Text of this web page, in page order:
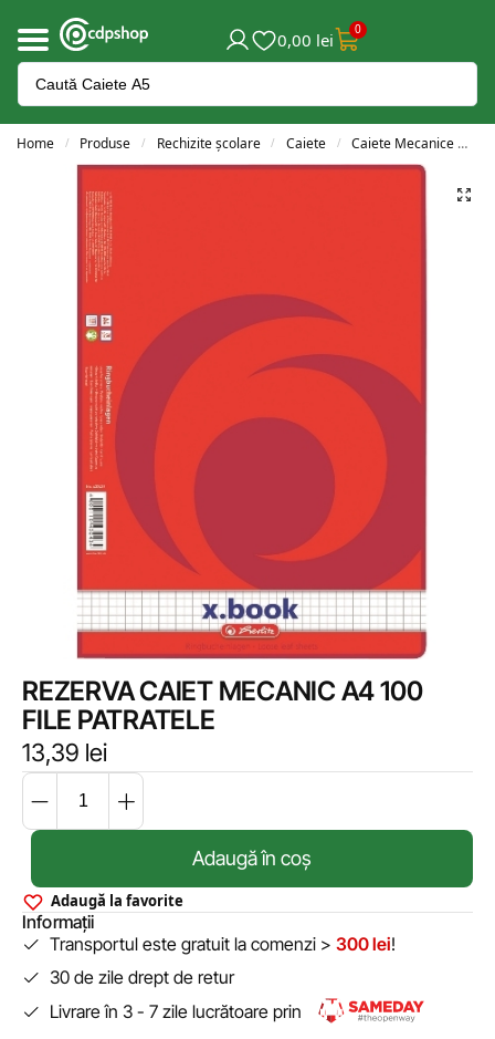
0,00 lei 0
Home / Produse / Rechizite școlare / Caiete / Caiete Mecanice
REZERVA CAIET MECANIC A4 100
FILE PATRATELE
13,39 lei
Adaugă în coș
Adaugă la favorite
Informații
Transportul este gratuit la comenzi > 300 lei!
30 de zile drept de retur
Livrare în 3 - 7 zile lucrătoare prin